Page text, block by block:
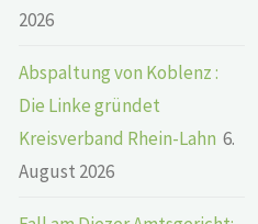
2026
Abspaltung von Koblenz :
Die Linke gründet
Kreisverband Rhein-Lahn 6.
August 2026